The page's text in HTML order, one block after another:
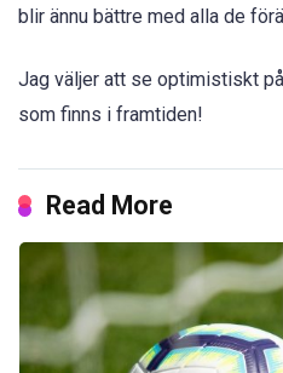
blir ännu bättre med alla de
Jag väljer att se optimistiskt
som finns i framtiden!
Read More